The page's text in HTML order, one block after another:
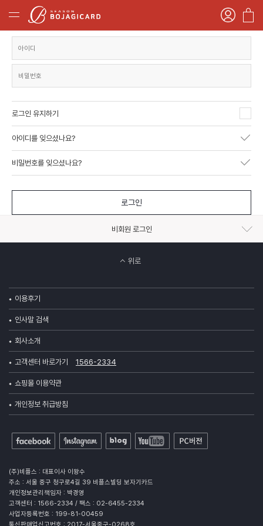
로그인 유지하기
아이디를 잊으셨나요?
비밀번호를 잊으셨나요?
로그인
비회원 로그인
위로
이용후기
인사말 검색
회사소개
고객센터 바로가기 1566-2334
쇼핑몰 이용약관
개인정보 취급방침
(주)비플스 : 대표이사 이왕수
주소 : 서울 중구 청구로4길 39 비플스빌딩 보자기카드
개인정보관리책임자 : 박경영
고객센터 : 1566-2334 / 팩스 : 02-6455-2334
사업자등록번호 : 199-81-00459